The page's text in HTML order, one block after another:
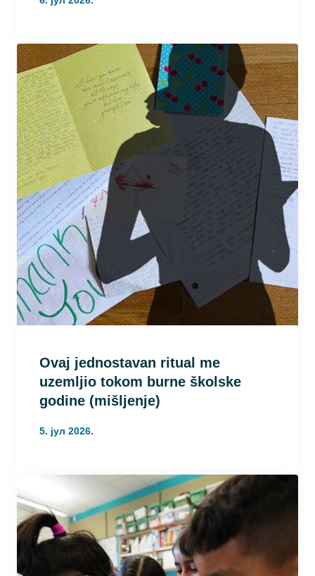
Ovaj jednostavan ritual me
uzemljio tokom burne školske
godine (mišljenje)
5. јул 2026.